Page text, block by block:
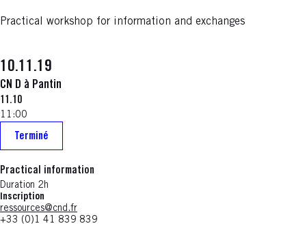
Practical workshop for information and exchanges
10.11.19
CN D à Pantin
11.10
11:00
Terminé
Practical information
Duration 2h
Inscription
ressources@cnd.fr
+33 (0)1 41 839 839